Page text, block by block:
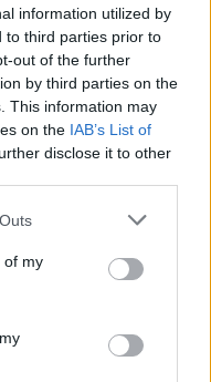
information utilized by
to third parties prior to
out of the further
by third parties on the
This information may
on the IAB’s List of
disclose it to other
one or more Google
You may click to
its third-party tags to
in below Google
of myférfi a magyarok